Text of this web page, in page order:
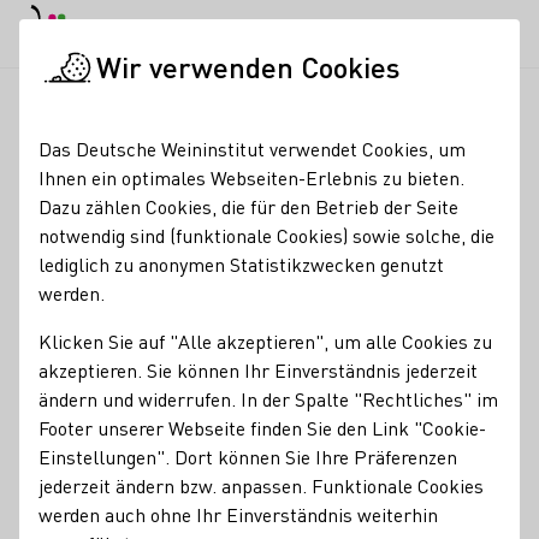
Weingut Karl Heidrich
Mitgliedschaften
keine
Services
Weinstube
Besondere Angebote
Steillagen-Wanderung Weinprobe im Weinberg
Kontakt
Wir verwenden Cookies
Das Deutsche Weininstitut verwendet Cookies, um
Ihnen ein optimales Webseiten-Erlebnis zu bieten.
Dazu zählen Cookies, die für den Betrieb der Seite
notwendig sind (funktionale Cookies) sowie solche, die
lediglich zu anonymen Statistikzwecken genutzt
werden.
Klicken Sie auf "Alle akzeptieren", um alle Cookies zu
akzeptieren. Sie können Ihr Einverständnis jederzeit
ändern und widerrufen. In der Spalte "Rechtliches" im
Footer unserer Webseite finden Sie den Link "Cookie-
Einstellungen". Dort können Sie Ihre Präferenzen
jederzeit ändern bzw. anpassen. Funktionale Cookies
werden auch ohne Ihr Einverständnis weiterhin